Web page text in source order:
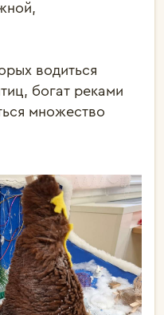
водиться
богат реками
множество